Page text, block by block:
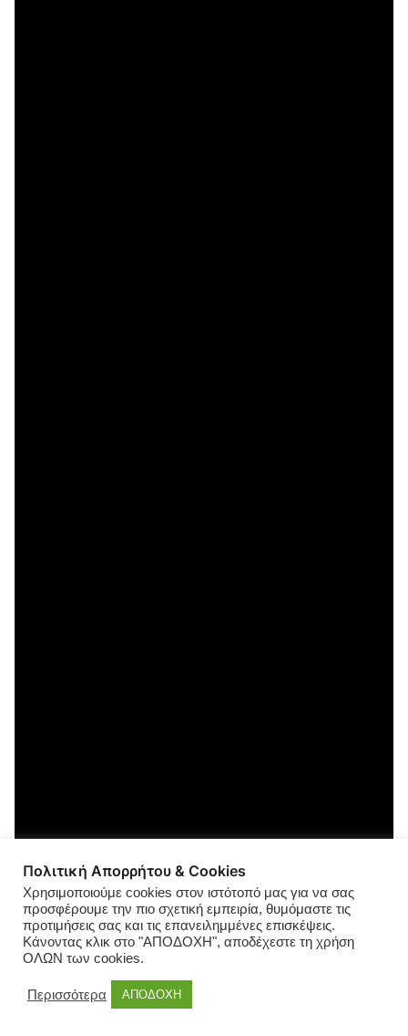
Πολιτική Απορρήτου & Cookies
Χρησιμοποιούμε cookies στον ιστότοπό μας για να σας
προσφέρουμε την πιο σχετική εμπειρία, θυμόμαστε τις
προτιμήσεις σας και τις επανειλημμένες επισκέψεις.
Κάνοντας κλικ στο "ΑΠΟΔΟΧΗ", αποδέχεστε τη χρήση
ΟΛΩΝ των cookies.
Περισσότερα ΑΠΟΔΟΧΗ